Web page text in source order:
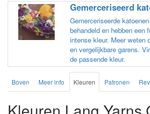
Gemerceriseerd
Gemerceriseerde
behandeld en hebben een
intense kleur. Meer weten
en vergelijkbare garens.
de passende kleur.
Boven Meer info Kleuren Patronen